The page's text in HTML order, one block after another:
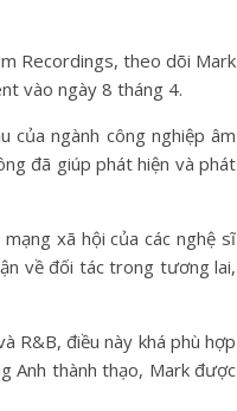
Recordings, theo dõi Mark
vào ngày 8 tháng 4.
ngành công nghiệp âm
đã giúp phát hiện và phát
xã hội của các nghệ sĩ
về đối tác trong tương lai,
R&B, điều này khá phù hợp
Anh thành thạo, Mark được